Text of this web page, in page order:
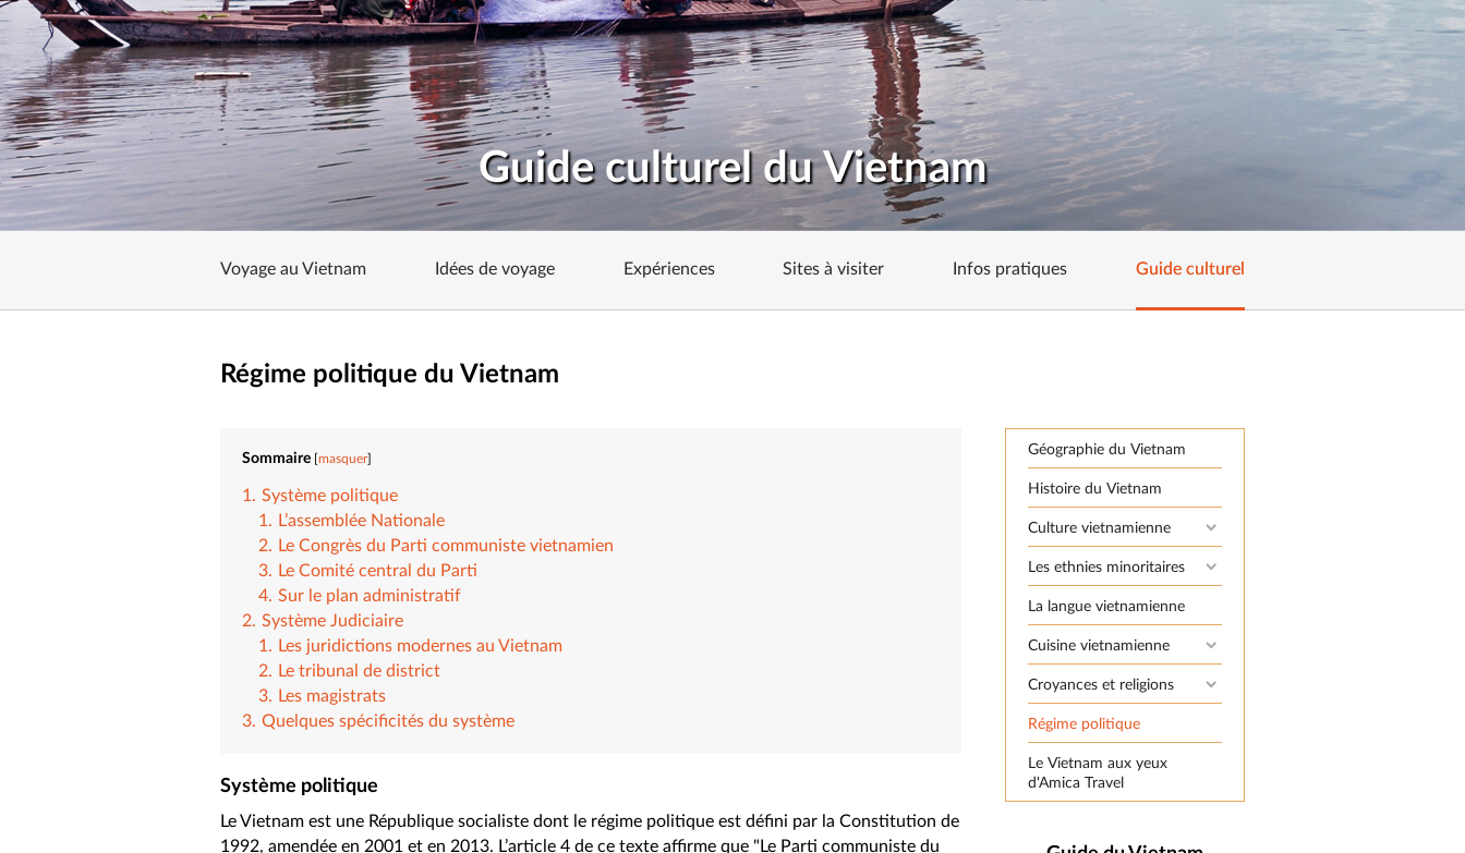
Guide culturel du Vietnam
Voyage au Vietnam Idées de voyage Expériences Sites à visiter Infos pratiques Guide culturel
Régime politique du Vietnam
Sommaire masquer
Système politique
L’assemblée Nationale
Le Congrès du Parti communiste vietnamien
Le Comité central du Parti
Sur le plan administratif
Système Judiciaire
Les juridictions modernes au Vietnam
Le tribunal de district
Les magistrats
Quelques spécificités du système
Système politique
Le Vietnam est une République socialiste dont le régime politique est défini par la Constitution de
1992, amendée en 2001 et en 2013. L’article 4 de ce texte affirme que "Le Parti communiste du
Géographie du Vietnam
Histoire du Vietnam
Culture vietnamienne
Les ethnies minoritaires
La langue vietnamienne
Cuisine vietnamienne
Croyances et religions
Régime politique
Le Vietnam aux yeux
d'Amica Travel